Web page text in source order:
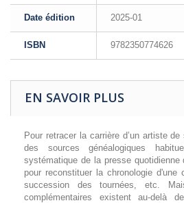
Date édition 2025-01
ISBN 9782350774626
EN SAVOIR PLUS
Pour retracer la carrière d’un artiste
des sources généalogiques
systématique de la presse quotidienne
pour reconstituer la chronologie d'une
succession des tournées, etc.
complémentaires existent au-delà